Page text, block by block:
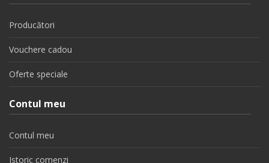
Producători
Vouchere cadou
Oferte speciale
Contul meu
Contul meu
Istoric comenzi